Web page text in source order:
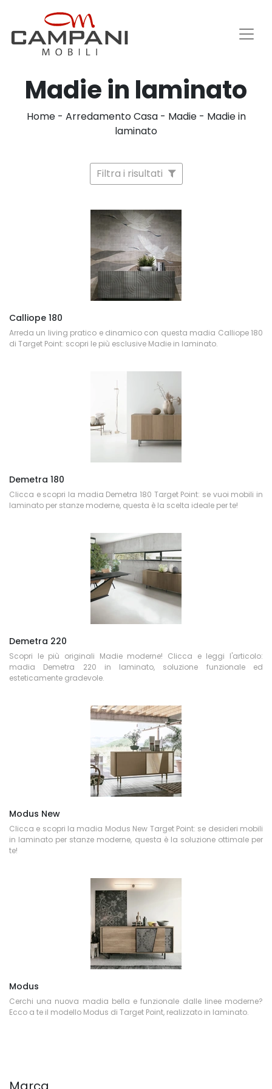
Madie in laminato
Home- Arredamento Casa- Madie- Madie in
laminato
Filtra i risultati
Calliope 180
Arreda un living pratico e dinamico con questa madia Calliope 180
di Target Point: scopri le più esclusive Madie in laminato.
Demetra 180
Clicca e scopri la madia Demetra 180 Target Point: se vuoi mobili in
laminato per stanze moderne, questa è la scelta ideale per te!
Demetra 220
Scopri le più originali Madie moderne! Clicca e leggi l'articolo:
madia Demetra 220 in laminato, soluzione funzionale ed
esteticamente gradevole.
Modus New
Clicca e scopri la madia Modus New Target Point: se desideri mobili
in laminato per stanze moderne, questa è la soluzione ottimale per
te!
Modus
Cerchi una nuova madia bella e funzionale dalle linee moderne?
Ecco a te il modello Modus di Target Point, realizzato in laminato.